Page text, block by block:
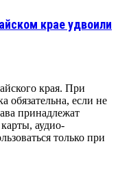
крае удвоили
края. При
обязательна, если не
принадлежат
аудио-
только при